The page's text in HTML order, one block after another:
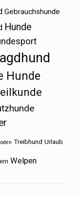
Gebrauchshunde
Hunde
Hunde
Treibhund Urlaub
Welpen